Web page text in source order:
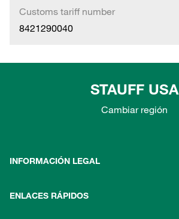
Customs tariff number
8421290040
STAUFF USA
Cambiar región
INFORMACIÓN LEGAL
ENLACES RÁPIDOS